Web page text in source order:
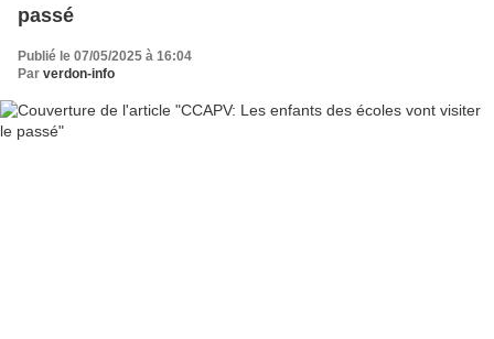
passé
Publié le 07/05/2025 à 16:04
Par verdon-info